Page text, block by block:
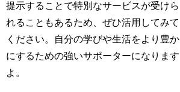
提示することで特別なサービスが受けら
れることもあるため、ぜひ活用してみて
ください。自分の学びや生活をより豊か
にするための強いサポーターになります
よ。